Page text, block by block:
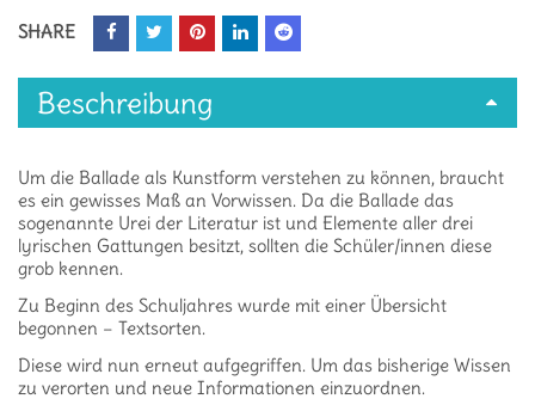
SHARE
Beschreibung
Um die Ballade als Kunstform verstehen zu können, braucht
es ein gewisses Maß an Vorwissen. Da die Ballade das
sogenannte Urei der Literatur ist und Elemente aller drei
lyrischen Gattungen besitzt, sollten die Schüler/innen diese
grob kennen.
Zu Beginn des Schuljahres wurde mit einer Übersicht
begonnen – Textsorten.
Diese wird nun erneut aufgegriffen. Um das bisherige Wissen
zu verorten und neue Informationen einzuordnen.